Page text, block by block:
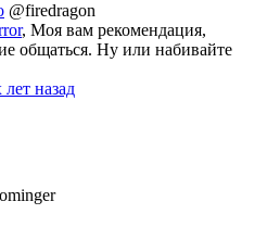
@firedragon
, Моя вам рекомендация,
общаться. Ну или набивайте
лет назад